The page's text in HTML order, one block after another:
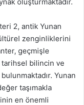
2, antik Yunan
zenginliklerini
geçmişle
tarihsel bilincin ve
Yunan
taşımakla
en önemli